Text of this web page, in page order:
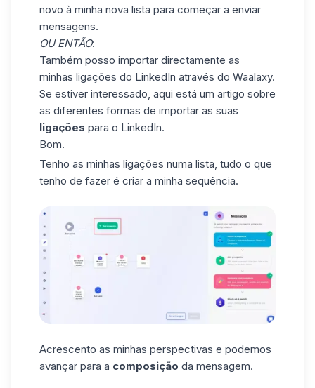
novo à minha nova lista para começar a enviar
mensagens.
OU ENTÃO:
Também posso importar directamente as
minhas ligações do LinkedIn através do Waalaxy.
Se estiver interessado, aqui está um artigo sobre
as diferentes formas de importar as suas
ligações para o LinkedIn.
Bom.
Tenho as minhas ligações numa lista, tudo o que
tenho de fazer é criar a minha sequência.
Acrescento as minhas perspectivas e podemos
avançar para a composição da mensagem.